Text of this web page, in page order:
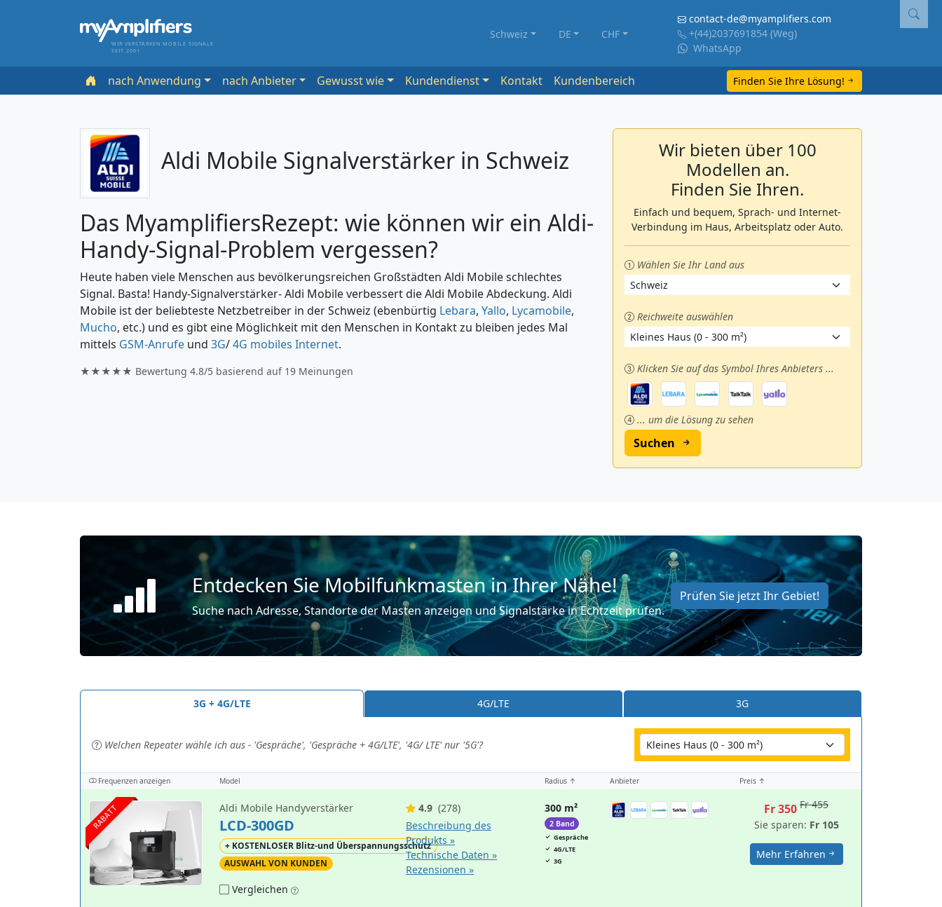
WIR VERSTÄRKEN MOBILE SIGNALE
SEIT 2001
Schweiz DE CHF
contact-de@myamplifiers.com
+(44)2037691854 (Weg)
WhatsApp
nach Anwendung nach Anbieter Gewusst wie Kundendienst Kontakt Kundenbereich Finden Sie Ihre Lösung!
Aldi Mobile Signalverstärker in Schweiz
Das MyamplifiersRezept: wie können wir ein Aldi-
Handy-Signal-Problem vergessen?
Heute haben viele Menschen aus bevölkerungsreichen Großstädten Aldi Mobile schlechtes
Signal. Basta! Handy-Signalverstärker- Aldi Mobile verbessert die Aldi Mobile Abdeckung. Aldi
Mobile ist der beliebteste Netzbetreiber in der Schweiz (ebenbürtig Lebara, Yallo, Lycamobile,
Mucho, etc.) und es gibt eine Möglichkeit mit den Menschen in Kontakt zu bleiben jedes Mal
mittels GSM-Anrufe und 3G/4G mobiles Internet.
★★★★★ Bewertung 4.8/5 basierend auf 19 Meinungen
Wir bieten über 100
Modellen an.
Finden Sie Ihren.
Einfach und bequem, Sprach- und Internet-
Verbindung im Haus, Arbeitsplatz oder Auto.
Wählen Sie Ihr Land aus
Reichweite auswählen
Klicken Sie auf das Symbol Ihres Anbieters ...
... um die Lösung zu sehen
Suchen
Entdecken Sie Mobilfunkmasten in Ihrer Nähe!
Suche nach Adresse, Standorte der Masten anzeigen und Signalstärke in Echtzeit prüfen.
Prüfen Sie jetzt Ihr Gebiet!
3G + 4G/LTE 4G/LTE 3G
Welchen Repeater wähle ich aus - 'Gespräche', 'Gespräche + 4G/LTE', '4G/ LTE' nur '5G'?
Frequenzen anzeigen Model Radius ↑ Anbieter Preis ↑
RABATT Aldi Mobile Handyverstärker
LCD-300GD
+ KOSTENLOSER Blitz-und Überspannungsschutz
AUSWAHL VON KUNDEN
Vergleichen
4.9 (278)
Beschreibung des
Produkts »
Technische Daten »
Rezensionen »
300 m²
2 Band
Gespräche
4G/LTE
3G
Fr 350Fr 455
Sie sparen: Fr 105
Mehr Erfahren